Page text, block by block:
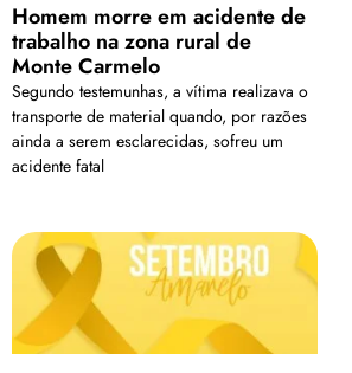
Homem morre em acidente de
trabalho na zona rural de
Monte Carmelo
Segundo testemunhas, a vítima realizava o
transporte de material quando, por razões
ainda a serem esclarecidas, sofreu um
acidente fatal